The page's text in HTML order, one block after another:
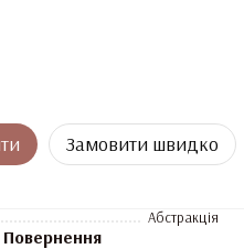
Замовити швидко
Абстракція
Повернення